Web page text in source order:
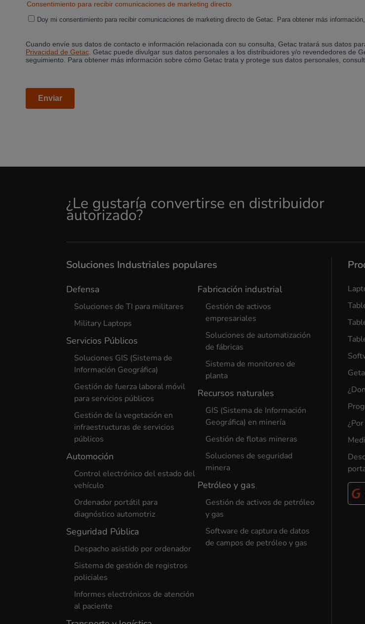
¿Le gustaría convertirse en distribuidor
autorizado?
Soluciones Industriales populares
Defensa
Soluciones de TI para militares
Military Laptops
Servicios Públicos
Soluciones GIS (Sistema de
Información Geográfica)
Gestión de fuerza laboral móvil
para servicios públicos
Gestión de la vegetación en
infraestructuras de servicios
públicos
Automoción
Control electrónico del estado del
vehículo
Ordenador portátil para
diagnóstico automotriz
Seguridad Pública
Despacho asistido por ordenador
Sistema de gestión de registros
policiales
Informes electrónicos de atención
al paciente
Fabricación industrial
Gestión de activos
empresariales
Soluciones de automatización
de fábricas
Sistema de monitoreo de
planta
Recursos naturales
GIS (Sistema de Información
Geográfica) en minería
Gestión de flotas mineras
Soluciones de seguridad
minera
Petróleo y gas
Gestión de activos de petróleo
y gas
Software de captura de datos
de campos de petróleo y gas